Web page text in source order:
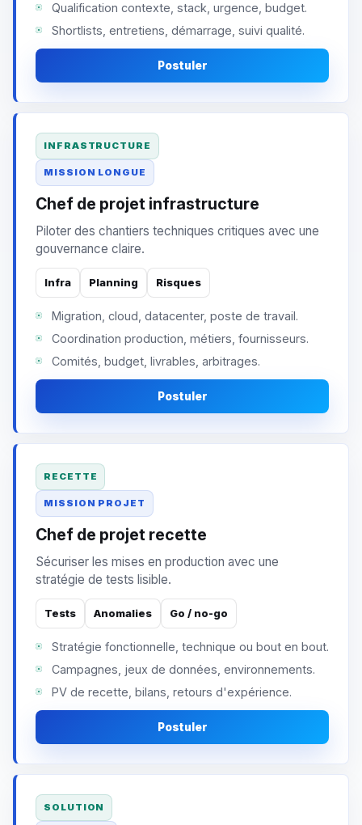
Qualification contexte, stack, urgence, budget.
Shortlists, entretiens, démarrage, suivi qualité.
Postuler
INFRASTRUCTURE
MISSION LONGUE
Chef de projet infrastructure
Piloter des chantiers techniques critiques avec une
gouvernance claire.
Infra Planning Risques
Migration, cloud, datacenter, poste de travail.
Coordination production, métiers, fournisseurs.
Comités, budget, livrables, arbitrages.
Postuler
RECETTE
MISSION PROJET
Chef de projet recette
Sécuriser les mises en production avec une
stratégie de tests lisible.
Tests Anomalies Go / no-go
Stratégie fonctionnelle, technique ou bout en bout.
Campagnes, jeux de données, environnements.
PV de recette, bilans, retours d'expérience.
Postuler
SOLUTION